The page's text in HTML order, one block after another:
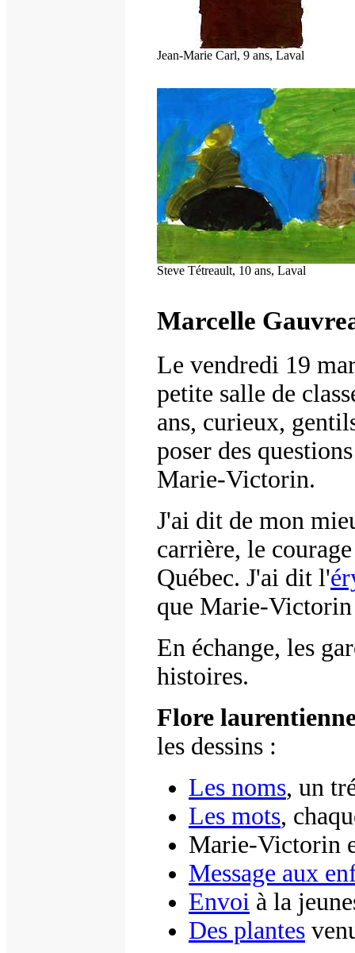
Jean-Marie Carl, 9 ans, Laval
Steve Tétreault, 10 ans, Laval
Marcelle
Le vendredi 19
petite salle de
ans, curieux,
poser des
Marie-Victorin.
J'ai dit de mon
carrière, le
Québec. J'ai dit l'
que Marie-
En échange, les
histoires.
Flore
les dessins :
Les noms, un
Les mots,
Marie-Victorin
Message aux
Envoi à la
Des plantes